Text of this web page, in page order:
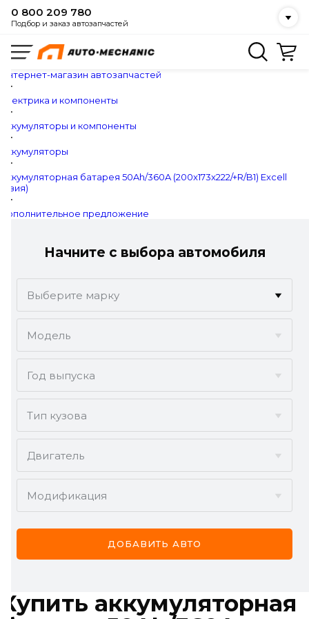
0 800 209 780
Подбор и заказ автозапчастей
Интернет-магазин автозапчастей
Электрика и компоненты
Аккумуляторы и компоненты
Аккумуляторы
Аккумуляторная батарея 50Ah/360A (200x173x222/+R/B1) Excell
(Азия)
Дополнительное предложение
Начните с выбора автомобиля
Выберите марку
ALFA ROMEO
AUDI
BMW
BYD
CADILLAC
CHERY
CHEVROLET
CHRYSLER
DACIA
Модель
Год выпуска
Тип кузова
Двигатель
Модификация
ДОБАВИТЬ АВТО
Купить аккумуляторная